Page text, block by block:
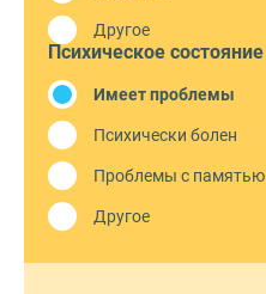
Другое
Психическое состояние
Имеет проблемы
Психически болен
Проблемы с памятью
Другое